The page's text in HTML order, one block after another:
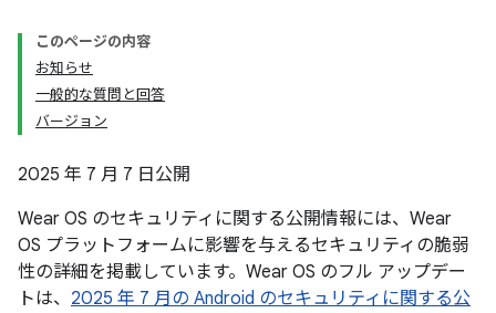
このページの内容
お知らせ
一般的な質問と回答
バージョン
2025 年 7 月 7 日公開
Wear OS のセキュリティに関する公開情報には、Wear
OS プラットフォームに影響を与えるセキュリティの脆弱
性の詳細を掲載しています。Wear OS のフル アップデー
トは、 2025 年 7 月の Android のセキュリティに関する公